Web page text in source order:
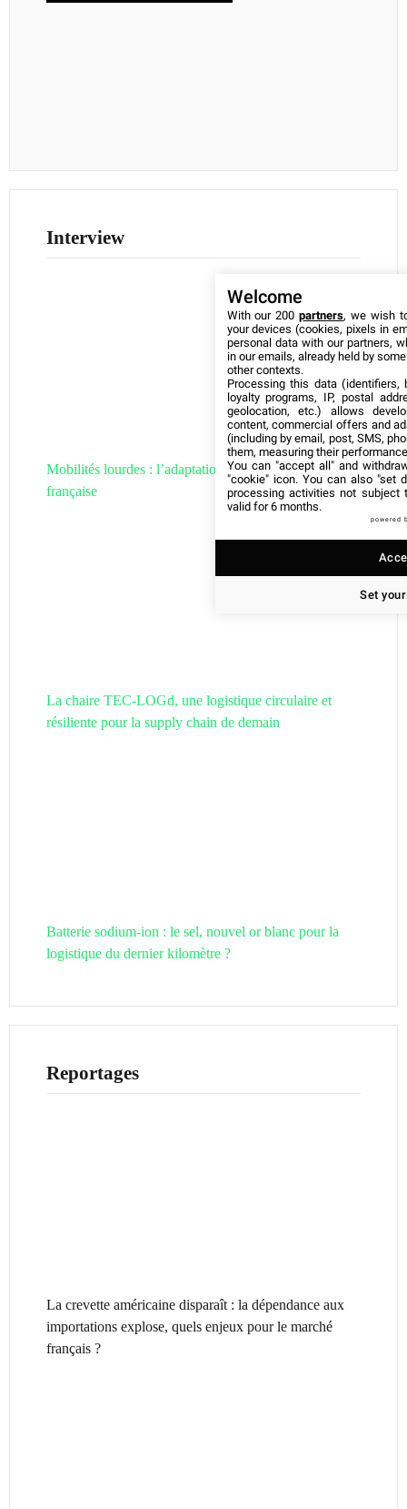
Interview
Mobilités lourdes : l’adaptation de la filière hydrogène
française
La chaire TEC-LOGd, une logistique circulaire et
résiliente pour la supply chain de demain
Batterie sodium-ion : le sel, nouvel or blanc pour la
logistique du dernier kilomètre ?
Reportages
La crevette américaine disparaît : la dépendance aux
importations explose, quels enjeux pour le marché
français ?
Welcome
With our 200partners, we wish
your devices (cookies, pixels in
personal data with our partners,
in our emails, already held by
other contexts.
Processing this data (identifiers,
loyalty programs, IP, postal
geolocation, etc.) allows
content, commercial offers and
(including by email, post, SMS,
them, measuring their
You can "accept all" and
"cookie" icon. You can also "set
processing activities not subject
valid for 6 months.
powered
Set